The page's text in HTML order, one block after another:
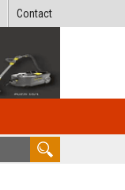
Contact